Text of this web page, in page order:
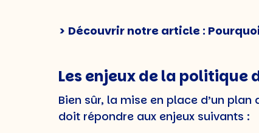
> Découvrir notre article :
Les enjeux de la politique
Bien sûr, la mise en place d’un
doit répondre aux enjeux suivants :